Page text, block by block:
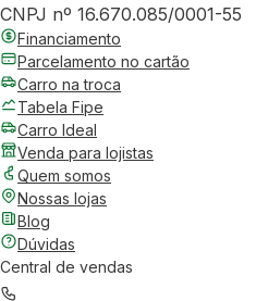
CNPJ nº 16.670.085/0001-55
Financiamento
Parcelamento no cartão
Carro na troca
Tabela Fipe
Carro Ideal
Venda para lojistas
Quem somos
Nossas lojas
Blog
Dúvidas
Central de vendas